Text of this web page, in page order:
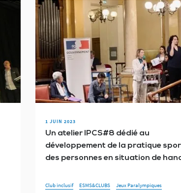
1 JUIN 2023
Un atelier IPCS#8 dédié au
développement de la pratique
des personnes en situation de
Club inclusif ESMS&CLUBS
Jeux Paralympiques